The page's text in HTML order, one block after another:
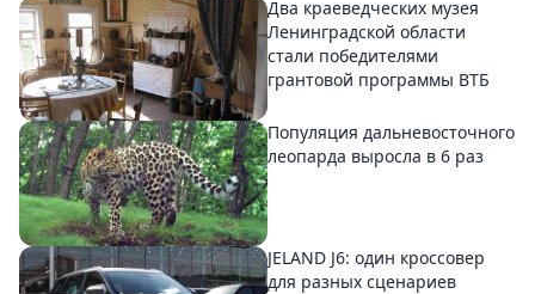
Два краеведческих музея
Ленинградской области
стали победителями
грантовой программы ВТБ
Популяция дальневосточного
леопарда выросла в 6 раз
JELAND J6: один кроссовер
для разных сценариев